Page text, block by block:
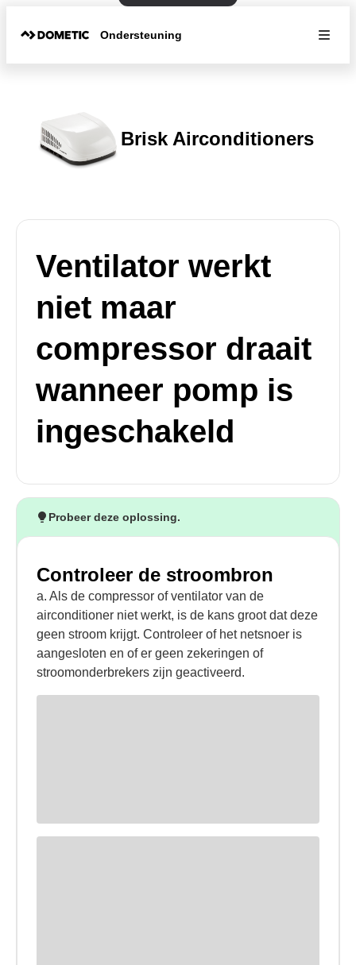
Ondersteuning
Brisk Airconditioners
Ventilator werkt
niet maar
compressor draait
wanneer pomp is
ingeschakeld
Probeer deze oplossing.
Controleer de stroombron
a. Als de compressor of ventilator van de
airconditioner niet werkt, is de kans groot dat deze
geen stroom krijgt. Controleer of het netsnoer is
aangesloten en of er geen zekeringen of
stroomonderbrekers zijn geactiveerd.